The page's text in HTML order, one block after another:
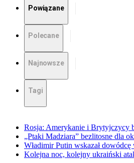
Powiązane
Polecane
Najnowsze
Tagi
Rosja: Amerykanie i Brytyjczycy
„Ptaki Madziara” bezlitosne dla
Władimir Putin wskazał
Kolejna noc, kolejny ukraiński